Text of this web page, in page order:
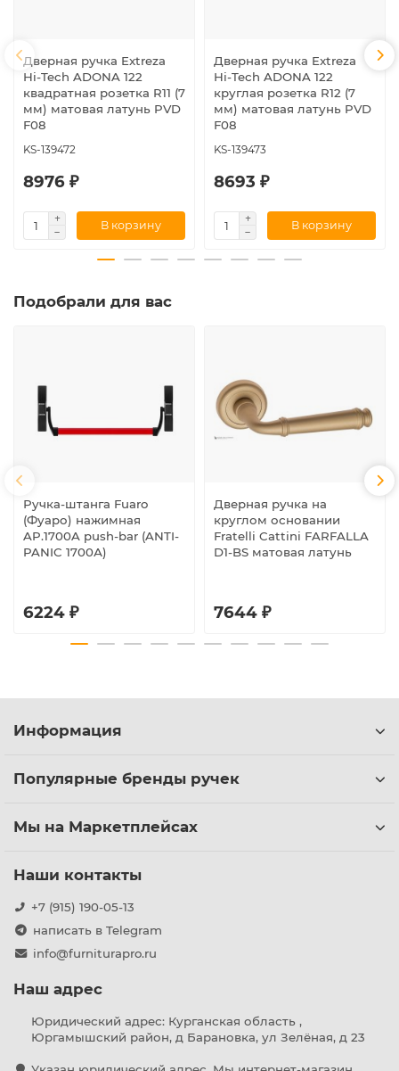
Дверная ручка Extreza
Hi-Tech ADONA 122
квадратная розетка R11 (7
мм) матовая латунь PVD
F08
KS-139472
8976 ₽
В корзину
Дверная ручка Extreza
Hi-Tech ADONA 122
круглая розетка R12 (7
мм) матовая латунь PVD
F08
KS-139473
8693 ₽
В корзину
Подобрали для вас
Ручка-штанга Fuaro
(Фуаро) нажимная
AP.1700A push-bar (ANTI-
PANIC 1700А)
6224 ₽
Дверная ручка на
круглом основании
Fratelli Cattini FARFALLA
D1-BS матовая латунь
7644 ₽
Информация
Популярные бренды ручек
Мы на Маркетплейсах
Наши контакты
+7 (915) 190-05-13
написать в Telegram
info@furniturapro.ru
Наш адрес
Юридический адрес: Курганская область ,
Юргамышский район, д Барановка, ул Зелёная, д 23